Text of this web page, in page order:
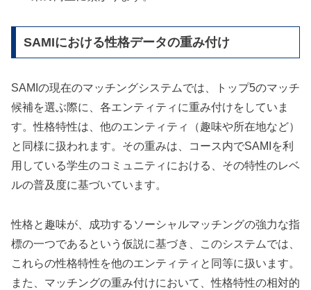
SAMIにおける性格データの重み付け
SAMIの現在のマッチングシステムでは、トップ5のマッチ
候補を選ぶ際に、各エンティティに重み付けをしていま
す。性格特性は、他のエンティティ（趣味や所在地など）
と同様に扱われます。その重みは、コース内でSAMIを利
用している学生のコミュニティにおける、その特性のレベ
ルの普及度に基づいています。
性格と趣味が、成功するソーシャルマッチングの強力な指
標の一つであるという仮説に基づき、このシステムでは、
これらの性格特性を他のエンティティと同等に扱います。
また、マッチングの重み付けにおいて、性格特性の相対的